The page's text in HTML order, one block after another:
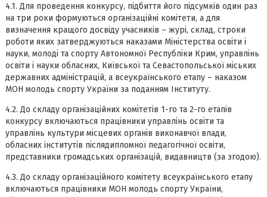
4.1. Для проведення конкурсу, підбиття його підсумків один раз
на три роки формуються організаційні комітети, а для
визначення кращого досвіду учасників – журі, склад, строки
роботи яких затверджуються наказами Міністерства освіти і
науки, молоді та спорту Автономної Республіки Крим, управлінь
освіти і науки обласних, Київської та Севастопольської міських
державних адміністрацій, а всеукраїнського етапу – наказом
МОН молодь спорту України за поданням Інституту.
4.2. До складу організаційних комітетів 1-го та 2-го етапів
конкурсу включаються працівники управлінь освіти та
управлінь культури місцевих органів виконавчої влади,
обласних інститутів післядипломної педагогічної освіти,
представники громадських організацій, видавництв (за згодою).
4.3. До складу організаційного комітету всеукраїнського етапу
включаються працівники МОН молодь спорту України,